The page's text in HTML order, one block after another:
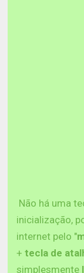
Não há uma
inicialização,
internet pelo "
+tecla de
simplesmente